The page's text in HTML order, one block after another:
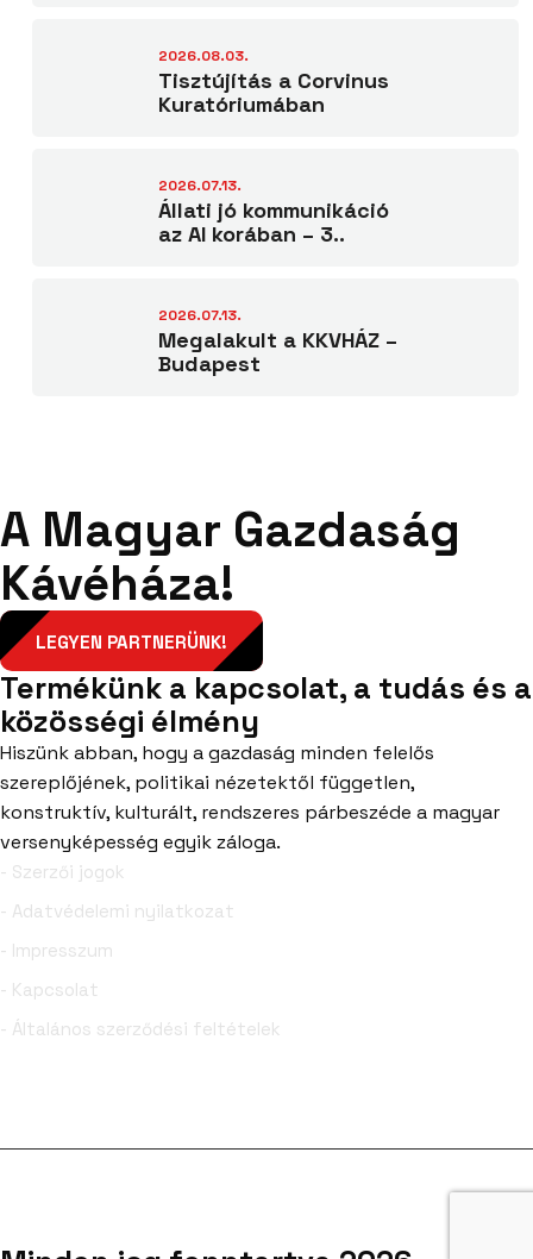
2026.08.03.
Tisztújítás a Corvinus
Kuratóriumában
2026.07.13.
Állati jó kommunikáció
az AI korában – 3..
2026.07.13.
Megalakult a KKVHÁZ –
Budapest
A Magyar Gazdaság
Kávéháza!
LEGYEN PARTNERÜNK!
Termékünk a kapcsolat, a tudás és a
közösségi élmény
Hiszünk abban, hogy a gazdaság minden felelős
szereplőjének, politikai nézetektől független,
konstruktív, kulturált, rendszeres párbeszéde a magyar
versenyképesség egyik záloga.
- Szerzői jogok
- Adatvédelemi nyilatkozat
- Impresszum
- Kapcsolat
- Általános szerződési feltételek